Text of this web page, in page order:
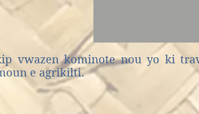
vwazen kominote nou yo ki
e agrikilti.